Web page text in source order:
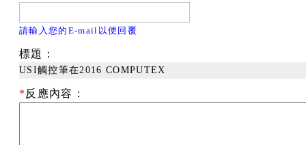
請輸入您的E-mail以便回覆
標題：
USI觸控筆在2016 COMPUTEX
* 反應內容：